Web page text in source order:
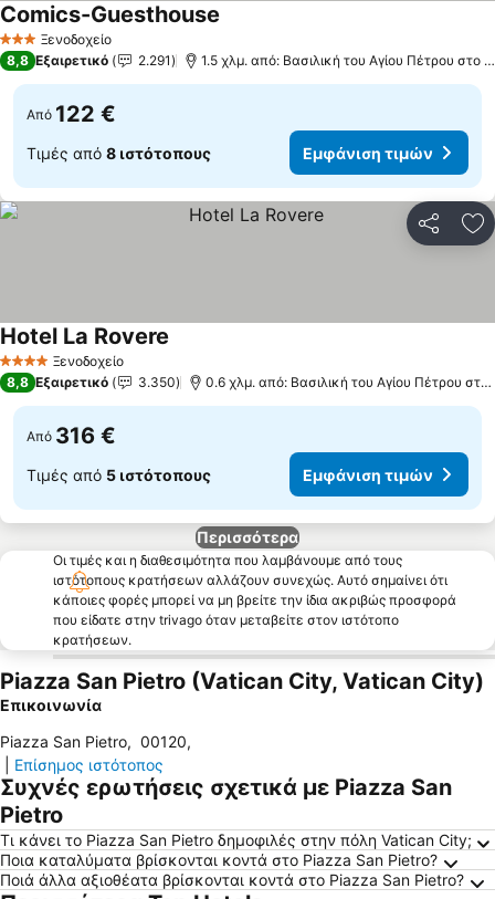
3 ΑστέριαΞενοδοχείο
Comics-Guesthouse
8,8 Εξαιρετικό 2.291 1.5 χλμ. από: Βασιλική του Αγίου Πέτρου στο Βατικανό
Από 122 €
Τιμές από 8 ιστότοπους Εμφάνιση τιμών
4 ΑστέριαΞενοδοχείο
Hotel La Rovere
8,8 Εξαιρετικό 3.350 0.6 χλμ. από: Βασιλική του Αγίου Πέτρου στο Βατικανό
Από 316 €
Τιμές από 5 ιστότοπους Εμφάνιση τιμών
Περισσότερα
Οι τιμές και η διαθεσιμότητα που λαμβάνουμε από τους
ιστότοπους κρατήσεων αλλάζουν συνεχώς. Αυτό σημαίνει ότι
κάποιες φορές μπορεί να μη βρείτε την ίδια ακριβώς προσφορά
που είδατε στην trivago όταν μεταβείτε στον ιστότοπο
κρατήσεων.
Piazza San Pietro (Vatican City, Vatican City)
Επικοινωνία
Piazza San Pietro, 00120,
Επίσημος ιστότοπος
Συχνές ερωτήσεις σχετικά με Piazza San
Pietro
Τι κάνει το Piazza San Pietro δημοφιλές στην πόλη Vatican City;
Ποια καταλύματα βρίσκονται κοντά στο Piazza San Pietro?
Ποιά άλλα αξιοθέατα βρίσκονται κοντά στο Piazza San Pietro?